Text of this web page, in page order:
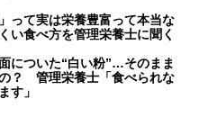
って実は栄養豊富って本当な
食べ方を管理栄養士に聞く
についた“白い粉”…そのまま
？ 管理栄養士「食べられな
す」